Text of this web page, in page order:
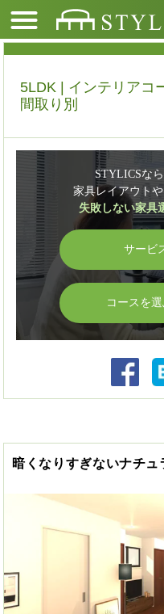
5LDK | インテリアコ
間取り別
STYLICSな
家具レイアウト
失敗しない家具
サービ
コースを選
暗くなりすぎないナチュ